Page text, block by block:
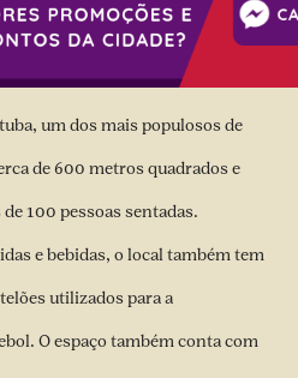
um dos mais populosos de
de 600 metros quadrados e
100 pessoas sentadas.
e bebidas, o local também tem
utilizados para a
O espaço também conta com